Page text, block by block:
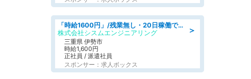
＞
「時給1600円」/残業無し・20日稼働で月収25万円以上可/人物重視の選考/ねじ締めや梱包業務
株式会社シスムエンジニアリング
三重県 伊勢市
時給1,600円
正社員 / 派遣社員
スポンサー：求人ボックス